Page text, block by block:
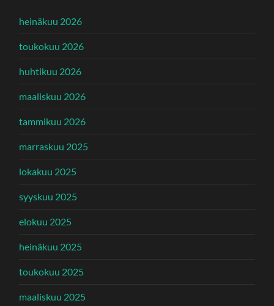
heinäkuu 2026
toukokuu 2026
huhtikuu 2026
maaliskuu 2026
tammikuu 2026
marraskuu 2025
lokakuu 2025
syyskuu 2025
elokuu 2025
heinäkuu 2025
toukokuu 2025
maaliskuu 2025